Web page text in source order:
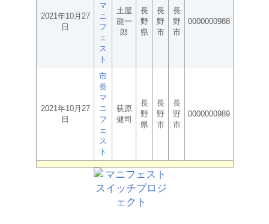
2021年10月27
日
マ
ニ
フ
ェ
ス
ト
土屋
龍一
郎
長
野
県
長
野
市
長
野
市
0000000988
2021年10月27
日
市
長
マ
ニ
フ
ェ
ス
ト
荻原
健司
長
野
県
長
野
市
長
野
市
0000000989